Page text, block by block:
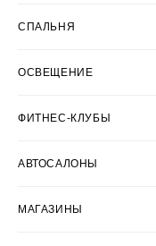
СПАЛЬНЯ
ОСВЕЩЕНИЕ
ФИТНЕС-КЛУБЫ
АВТОСАЛОНЫ
МАГАЗИНЫ